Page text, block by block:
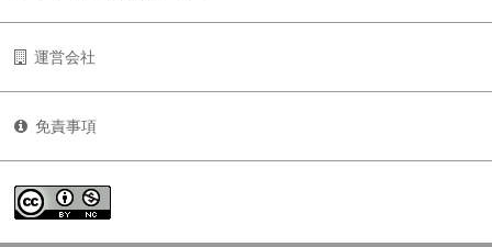
運営会社
免責事項